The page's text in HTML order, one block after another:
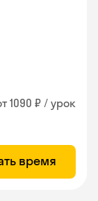
1090 ₽ / урок
время